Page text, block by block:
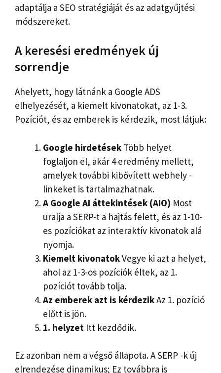
adaptálja a SEO stratégiáját és az adatgyűjtési
módszereket.
A keresési eredmények új
sorrendje
Ahelyett, hogy látnánk a Google ADS
elhelyezését, a kiemelt kivonatokat, az 1-3.
Pozíciót, és az emberek is kérdezik, most látjuk:
Google hirdetések Több helyet
foglaljon el, akár 4 eredmény mellett,
amelyek további kibővített webhely -
linkeket is tartalmazhatnak.
A Google AI áttekintések (AIO) Most
uralja a SERP-t a hajtás felett, és az 1-10-
es pozíciókat az interaktív kivonatok alá
nyomja.
Kiemelt kivonatokVegye ki azt a helyet,
ahol az 1-3-os pozíciók éltek, az 1.
pozíciót tovább tolja.
Az emberek azt is kérdezikAz 1. pozíció
előtt is jön.
1. helyzet Itt kezdődik.
Ez azonban nem a végső állapota. A SERP -k új
elrendezése dinamikus; Ez továbbra is